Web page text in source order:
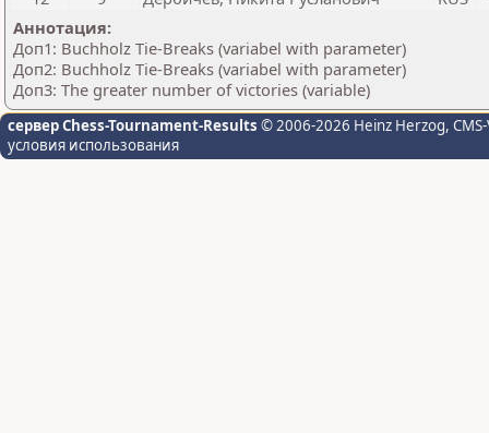
Аннотация:
Доп1: Buchholz Tie-Breaks (variabel with parameter)
Доп2: Buchholz Tie-Breaks (variabel with parameter)
Доп3: The greater number of victories (variable)
сервер Chess-Tournament-Results © 2006-2026 Heinz Herzog,
условия использования